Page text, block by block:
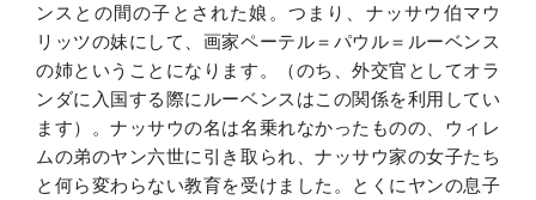
ンスとの間の子とされた娘。つまり、ナッサウ伯マウ
リッツの妹にして、画家ペーテル＝パウル＝ルーベンス
の姉ということになります。（のち、外交官としてオラ
ンダに入国する際にルーベンスはこの関係を利用してい
ます）。ナッサウの名は名乗れなかったものの、ウィレ
ムの弟のヤン六世に引き取られ、ナッサウ家の女子たち
と何ら変わらない教育を受けました。とくにヤンの息子